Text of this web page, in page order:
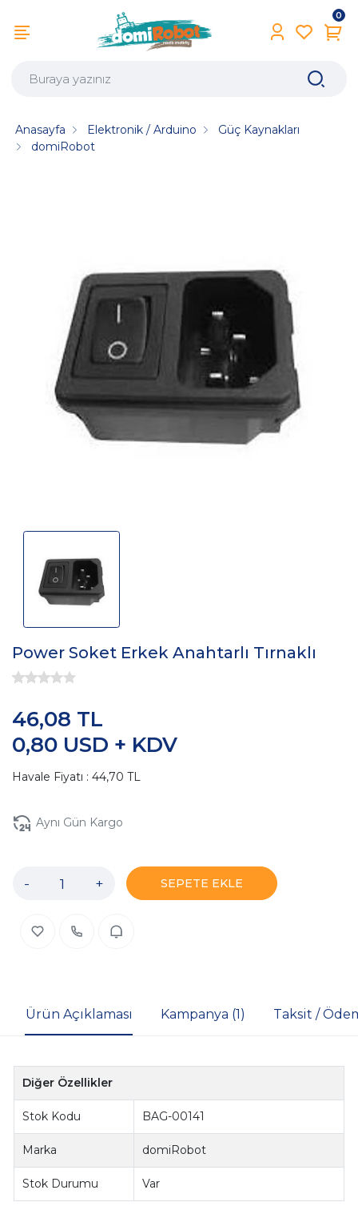
0
Anasayfa Elektronik / Arduino
Güç Kaynakları
domiRobot
Power Soket Erkek Anahtarlı Tırnaklı
0,80 USD + KDV
46,08 TL
Havale Fiyatı : 44,70 TL
Aynı Gün Kargo
- + SEPETE EKLE
Ürün Açıklaması Kampanya (1) Taksit /
Diğer Özellikler
Stok Kodu BAG-00141
Marka domiRobot
Stok Durumu Var